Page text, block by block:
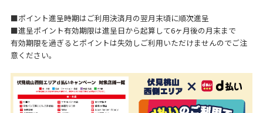
■ポイント進呈時期はご利用決済月の翌月末頃に順次進呈
■進呈ポイント有効期限は進呈日から起算して6ヶ月後の月末まで
有効期限を過ぎるとポイントは失効しご利用いただけませんのでご注
意ください。